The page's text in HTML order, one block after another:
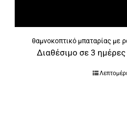
θαμνοκοπτικό μπαταρίας με
Διαθέσιμο σε 3 ημέρες